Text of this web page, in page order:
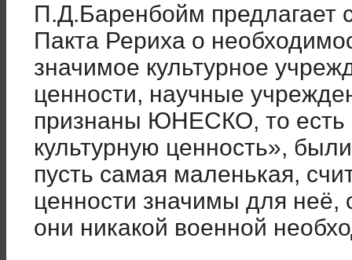
П.Д.Баренбойм предлагает
Пакта Рериха о
значимое культурное
ценности, научные
признаны ЮНЕСКО, то
культурную ценность»,
пусть самая маленькая,
ценности значимы для неё,
они никакой военной